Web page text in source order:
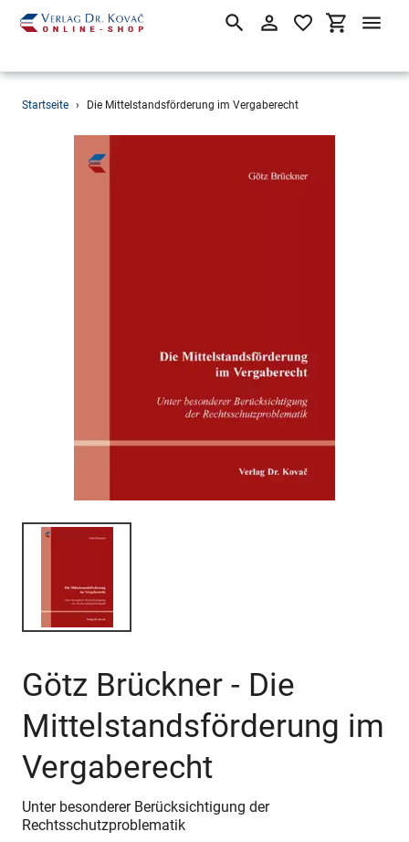
Direkt
SuchenEinloggen
Startseite › Die Mittelstandsförderung im Vergaberecht
Götz Brückner - Die
Mittelstandsförderung im
Vergaberecht
Unter besonderer Berücksichtigung der
Rechtsschutzproblematik